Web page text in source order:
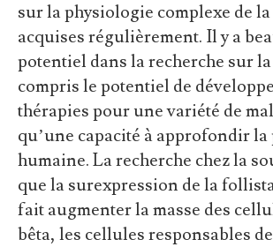
sur la physiologie complexe de
acquises régulièrement. Il y a
potentiel dans la recherche sur
compris le potentiel de
thérapies pour une variété de
qu’une capacité à approfondir
humaine. La recherche chez la
que la surexpression de la
fait augmenter la masse des
bêta, les cellules responsables